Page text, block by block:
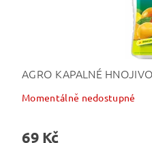
AGRO KAPALNÉ
Momentálně nedostupné
69 Kč